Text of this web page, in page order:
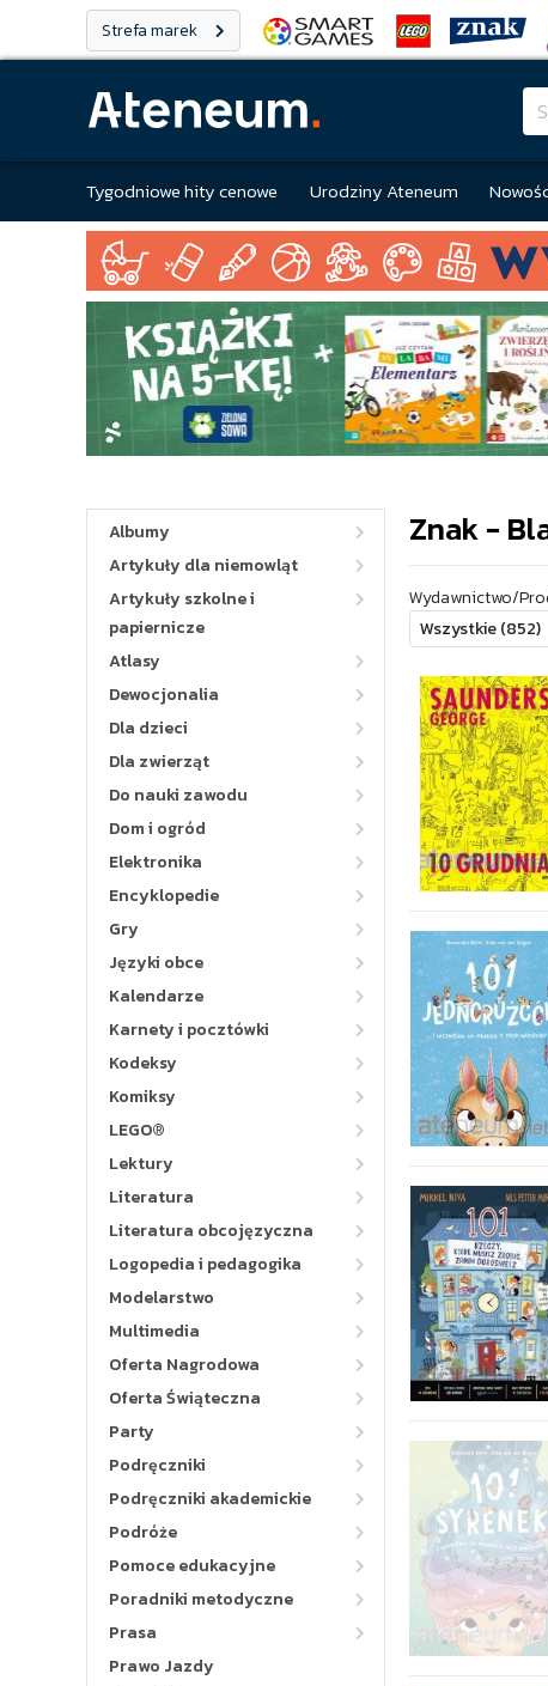
Strefa marek
Tygodniowe hity cenowe Urodziny Ateneum
Albumy
Artykuły dla niemowląt
Artykuły szkolne i
papiernicze
Atlasy
Dewocjonalia
Dla dzieci
Dla zwierząt
Do nauki zawodu
Dom i ogród
Elektronika
Encyklopedie
Gry
Języki obce
Kalendarze
Karnety i pocztówki
Kodeksy
Komiksy
LEGO®
Lektury
Literatura
Literatura obcojęzyczna
Logopedia i pedagogika
Modelarstwo
Multimedia
Oferta Nagrodowa
Oferta Świąteczna
Party
Podręczniki
Podręczniki akademickie
Podróże
Pomoce edukacyjne
Poradniki metodyczne
Prasa
Prawo Jazdy
Znak -
Wydawnictwo/